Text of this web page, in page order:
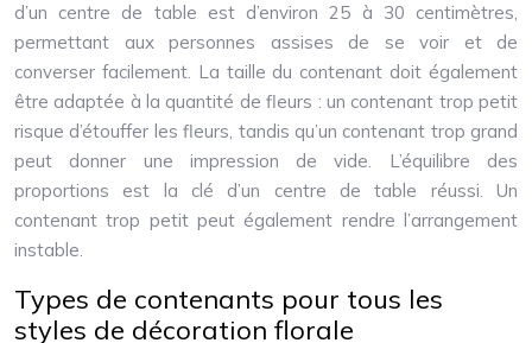
d’un centre de table est d’environ 25 à 30 centimètres,
permettant aux personnes assises de se voir et de
converser facilement. La taille du contenant doit également
être adaptée à la quantité de fleurs : un contenant trop petit
risque d’étouffer les fleurs, tandis qu’un contenant trop grand
peut donner une impression de vide. L’équilibre des
proportions est la clé d’un centre de table réussi. Un
contenant trop petit peut également rendre l’arrangement
instable.
Types de contenants pour tous les
styles de décoration florale